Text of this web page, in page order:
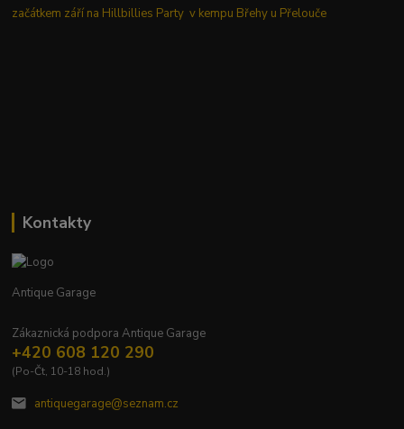
začátkem září na Hillbillies Party v kempu Břehy u Přelouče
Kontakty
Antique Garage
Zákaznická podpora Antique Garage
+420 608 120 290
(Po-Čt, 10-18 hod.)
antiquegarage@seznam.cz